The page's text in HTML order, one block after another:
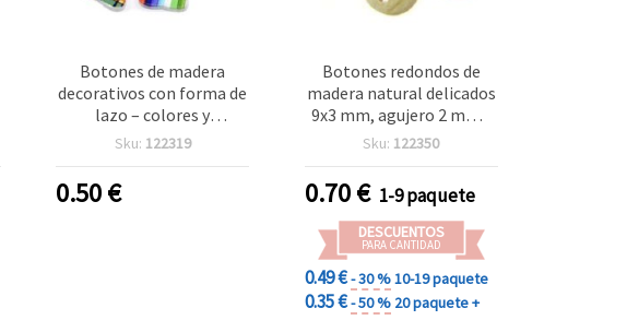
Botones de madera
decorativos con forma de
lazo – colores y
estampados mezclados,
de 2 mm, pack de 10, para
scrapbooking, costura y
Sku: 122319
0.50€
Botones redondos de
madera natural delicados
9x3 mm, agujero 2 mm -
Set de 20 para costura,
DIY creativas
Sku: 122350
0.70€ 1-9 paquete
DESCUENTOS
PARA CANTIDAD
0.49 €- 30 %10-19 paquete
0.35 €- 50 % 20 paquete +